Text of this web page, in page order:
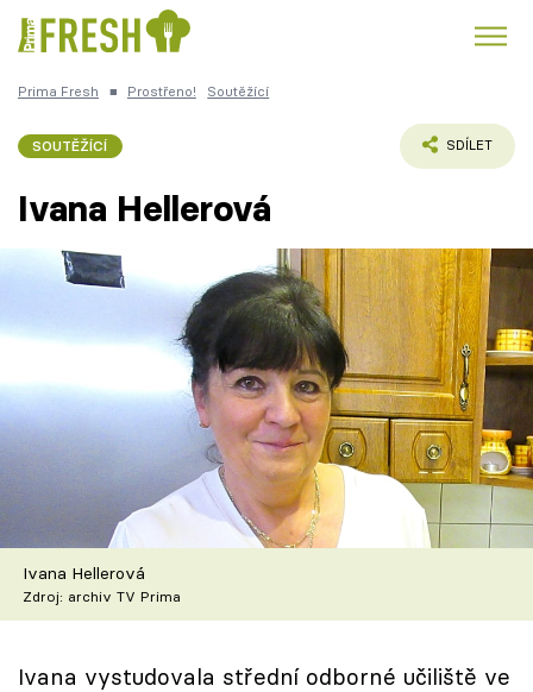
Česká kuchyně
Recepty
Články
TV Program
Škola vaření
Recepty z TV
Speciál: Cuketa
Prima Fresh ■ Prostřeno! Soutěžící
SOUTĚŽÍCÍ SDÍLET
Ivana Hellerová
Ivana Hellerová
Zdroj: archiv TV Prima
Ivana vystudovala střední odborné učiliště ve